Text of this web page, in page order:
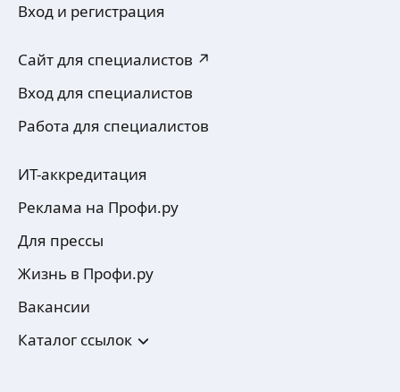
Вход и регистрация
Сайт для специалистов ↗
Вход для специалистов
Работа для специалистов
ИТ-аккредитация
Реклама на Профи.ру
Для прессы
Жизнь в Профи.ру
Вакансии
Каталог ссылок